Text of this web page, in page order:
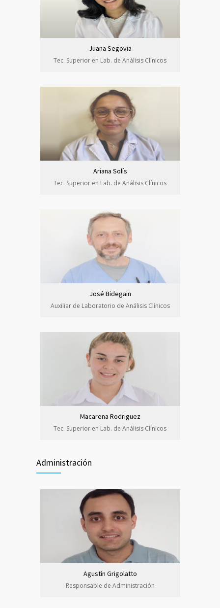
Juana Segovia
Tec. Superior en Lab. de Análisis Clínicos
Ariana Solís
Tec. Superior en Lab. de Análisis Clínicos
José Bidegain
Auxiliar de Laboratorio de Análisis Clínicos
Macarena Rodriguez
Tec. Superior en Lab. de Análisis Clínicos
Administración
Agustín Grigolatto
Responsable de Administración